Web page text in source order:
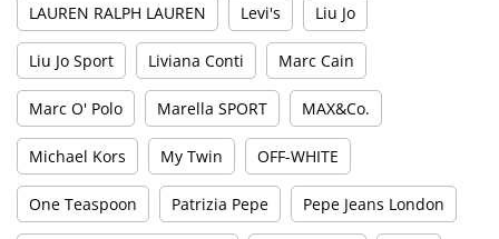
LAUREN RALPH LAUREN Levi's Liu Jo
Liu Jo Sport Liviana Conti Marc Cain
Marc O' Polo Marella SPORT MAX&Co.
Michael Kors My Twin OFF-WHITE
One Teaspoon Patrizia Pepe Pepe Jeans London